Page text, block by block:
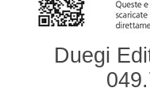
Duegi